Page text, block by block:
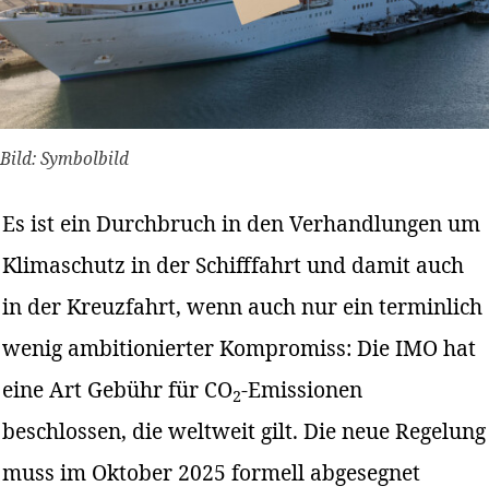
Bild: Symbolbild
Es ist ein Durchbruch in den Verhandlungen um
Klimaschutz in der Schifffahrt und damit auch
in der Kreuzfahrt, wenn auch nur ein terminlich
wenig ambitionierter Kompromiss: Die IMO hat
eine Art Gebühr für CO2-Emissionen
beschlossen, die weltweit gilt. Die neue Regelung
muss im Oktober 2025 formell abgesegnet